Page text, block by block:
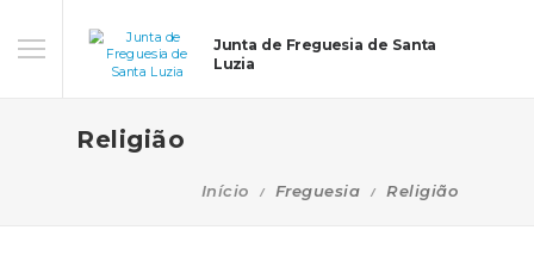
Junta de Freguesia de Santa
Luzia
Religião
Início Freguesia Religião